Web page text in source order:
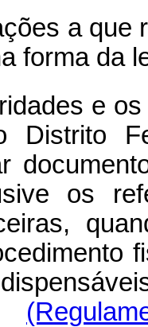
a que
forma da
e
Distrito
os